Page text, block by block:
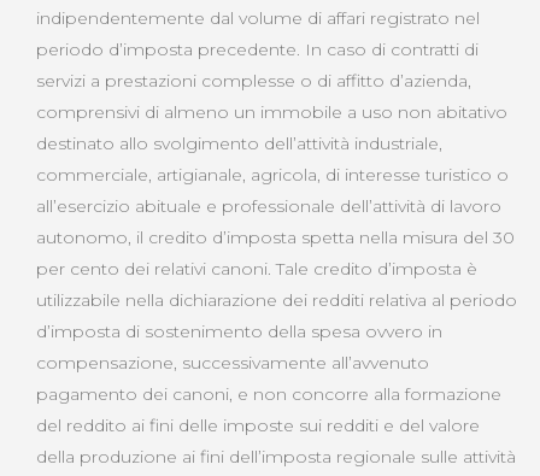
indipendentemente dal volume di affari registrato nel
periodo d’imposta precedente. In caso di contratti di
servizi a prestazioni complesse o di affitto d’azienda,
comprensivi di almeno un immobile a uso non abitativo
destinato allo svolgimento dell’attività industriale,
commerciale, artigianale, agricola, di interesse turistico o
all’esercizio abituale e professionale dell’attività di lavoro
autonomo, il credito d’imposta spetta nella misura del 30
per cento dei relativi canoni. Tale credito d’imposta è
utilizzabile nella dichiarazione dei redditi relativa al periodo
d’imposta di sostenimento della spesa ovvero in
compensazione, successivamente all’avvenuto
pagamento dei canoni, e non concorre alla formazione
del reddito ai fini delle imposte sui redditi e del valore
della produzione ai fini dell’imposta regionale sulle attività